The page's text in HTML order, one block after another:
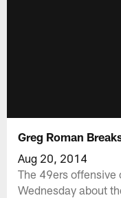
Greg Roman
Aug 20, 2014
The 49ers offensive
Wednesday about